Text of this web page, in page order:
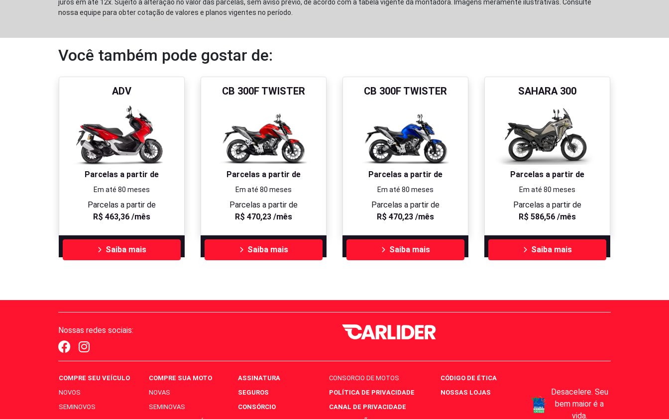
juros em até 12x. Sujeito à alteração no valor das parcelas, sem aviso prévio, de acordo com a tabela vigente da montadora. Imagens meramente ilustrativas. Consulte
nossa equipe para obter cotação de valores e planos vigentes no período.
Você também pode gostar de:
ADV
Parcelas a partir de
Em até 80 meses
Parcelas a partir de
R$ 463,36 /mês
Saiba mais
CB 300F TWISTER
Parcelas a partir de
Em até 80 meses
Parcelas a partir de
R$ 470,23 /mês
Saiba mais
CB 300F TWISTER
Parcelas a partir de
Em até 80 meses
Parcelas a partir de
R$ 470,23 /mês
Saiba mais
SAHARA 300
Parcelas a partir de
Em até 80 meses
Parcelas a partir de
R$ 586,56 /mês
Saiba mais
Nossas redes sociais:
COMPRE SEU VEÍCULO
NOVOS
SEMINOVOS
COMPRE SUA MOTO
NOVAS
SEMINOVAS
ASSINATURA
SEGUROS
CONSÓRCIO
CONSORCIO DE MOTOS
POLÍTICA DE PRIVACIDADE
CANAL DE PRIVACIDADE
CÓDIGO DE ÉTICA
NOSSAS LOJAS
Desacelere. Seu
bem maior é a
vida.